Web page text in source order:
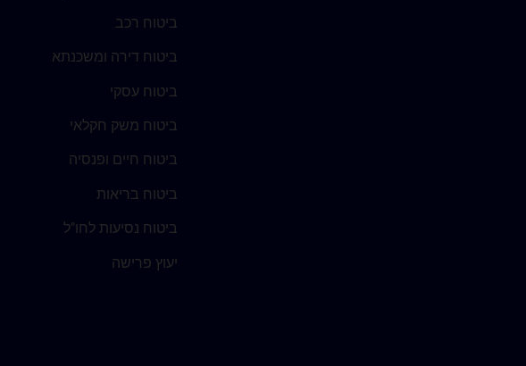
ביטוח רכב
ביטוח דירה ומשכנתא
ביטוח עסקי
ביטוח משק חקלאי
ביטוח חיים ופנסיה
ביטוח בריאות
ביטוח נסיעות לחו"ל
יעוץ פרישה